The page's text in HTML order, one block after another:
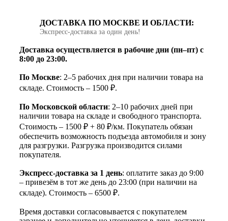
ДОСТАВКА ПО МОСКВЕ И ОБЛАСТИ:
Экспресс‑доставка за один день!
Доставка осуществляется в рабочие дни (пн–пт) с
8:00 до 23:00.
По Москве: 2–5 рабочих дня при наличии товара на
складе. Стоимость – 1500 ₽.
По Московской области: 2–10 рабочих дней при
наличии товара на складе и свободного транспорта.
Стоимость – 1500 ₽ + 80 ₽/км. Покупатель обязан
обеспечить возможность подъезда автомобиля и зону
для разгрузки. Разгрузка производится силами
покупателя.
Экспресс-доставка за 1 день: оплатите заказ до 9:00
– привезём в тот же день до 23:00 (при наличии на
складе). Стоимость – 6500 ₽.
Время доставки согласовывается с покупателем